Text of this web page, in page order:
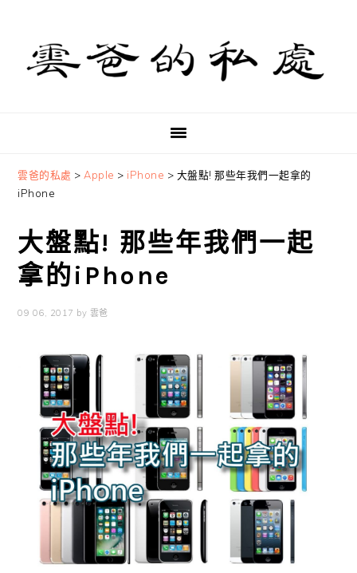
primary
navigation
content
primary
sidebar
雲爸的私處 > Apple > iPhone > 大盤點! 那些年我們一起拿的
iPhone
大盤點! 那些年我們一起
拿的iPhone
09 06, 2017 by 雲爸